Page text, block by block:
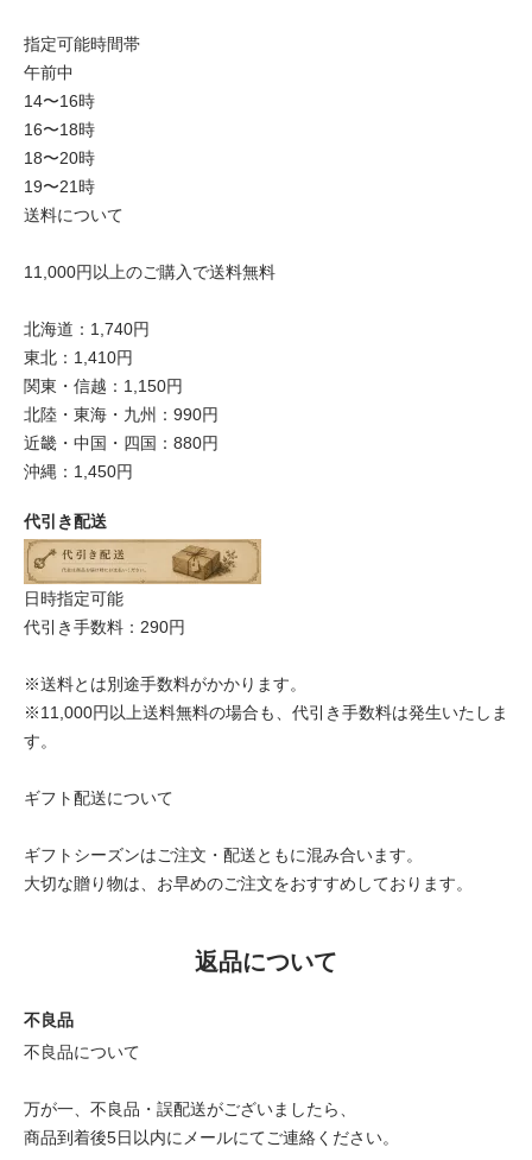
指定可能時間帯
午前中
14〜16時
16〜18時
18〜20時
19〜21時
送料について
11,000円以上のご購入で送料無料
北海道：1,740円
東北：1,410円
関東・信越：1,150円
北陸・東海・九州：990円
近畿・中国・四国：880円
沖縄：1,450円
代引き配送
日時指定可能
代引き手数料：290円
※送料とは別途手数料がかかります。
※11,000円以上送料無料の場合も、代引き手数料は発生いたしま
す。
ギフト配送について
ギフトシーズンはご注文・配送ともに混み合います。
大切な贈り物は、お早めのご注文をおすすめしております。
返品について
不良品
不良品について
万が一、不良品・誤配送がございましたら、
商品到着後5日以内にメールにてご連絡ください。